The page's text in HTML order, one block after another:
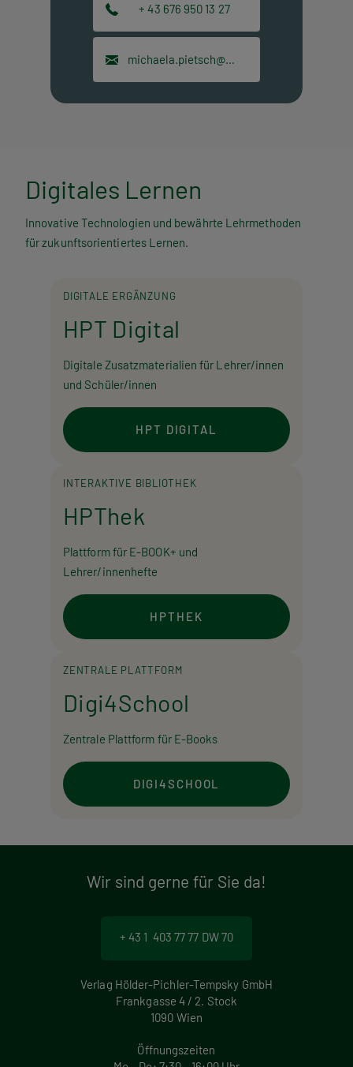
+ 43 676 950 13 27
Digitales Lernen
Innovative Technologien und bewährte Lehrmethoden
für zukunftsorientiertes Lernen.
DIGITALE ERGÄNZUNG
HPT Digital
Digitale Zusatzmaterialien für Lehrer/innen
und Schüler/innen
HPT DIGITAL
INTERAKTIVE BIBLIOTHEK
HPThek
Plattform für E-BOOK+ und
Lehrer/innenhefte
HPTHEK
ZENTRALE PLATTFORM
Digi4School
Zentrale Plattform für E-Books
DIGI4SCHOOL
Wir sind gerne für Sie da!
+ 43 1 403 77 77 DW 70
Verlag Hölder-Pichler-Tempsky GmbH
Frankgasse 4 / 2. Stock
1090 Wien
Öffnungszeiten